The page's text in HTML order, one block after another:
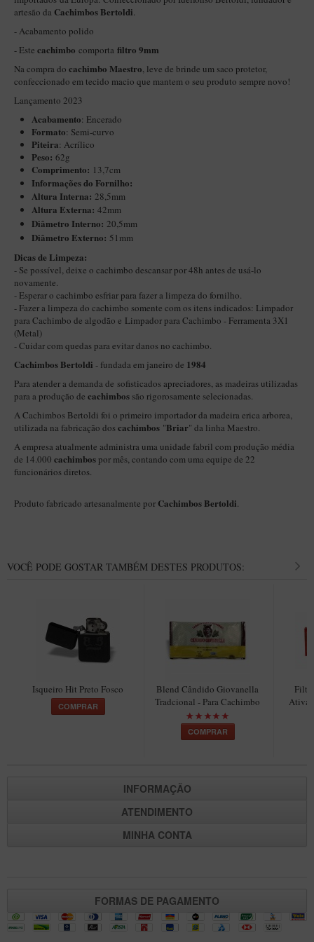
Itália Encerado
Maestro Nacional
Maestro Nacional Encerado
Caboclo - 7 Voltas
Churchwarden
Fiore
Giovanni
Jateado
Luiggi
Mouton
New Rose
New Rose Polido
Petrus
Piccolo
Premium
Sextavado
Zuccardi
Callia
Hobby
Elite Longo
CACHIMBOS ARTESANAIS DE BRIAR ITALIANO
Maestro – Briar Italiano
Churchwarden – Briar Italiano
Jateado
Maestro Compacto – Briar Italiano
artesão da Cachimbos Bertoldi.
- Acabamento polido
- Este cachimbo comporta filtro 9mm
Na compra do cachimbo Maestro, leve de brinde um saco protetor,
confeccionado em tecido macio que mantem o seu produto sempre novo!
Lançamento 2023
Acabamento: Encerado
Formato: Semi-curvo
Piteira: Acrílico
Peso: 62g
Comprimento: 13,7cm
Informações do Fornilho:
Altura Interna: 28,5mm
Altura Externa: 42mm
Diâmetro Interno: 20,5mm
Diâmetro Externo: 51mm
Dicas de Limpeza:
- Se possível, deixe o cachimbo descansar por 48h antes de usá-lo
novamente.
- Esperar o cachimbo esfriar para fazer a limpeza do fornilho.
- Fazer a limpeza do cachimbo somente com os itens indicados: Limpador
para Cachimbo de algodão e Limpador para Cachimbo - Ferramenta 3X1
(Metal)
- Cuidar com quedas para evitar danos no cachimbo.
Cachimbos Bertoldi - fundada em janeiro de 1984
Para atender a demanda de sofisticados apreciadores, as madeiras utilizadas
para a produção de cachimbos são rigorosamente selecionadas.
A Cachimbos Bertoldi foi o primeiro importador da madeira erica arborea,
utilizada na fabricação doscachimbos "Briar" da linha Maestro.
A empresa atualmente administra uma unidade fabril com produção média
de 14.000 cachimbos por mês, contando com uma equipe de 22
funcionários diretos.
Produto fabricado artesanalmente por Cachimbos Bertoldi.
VOCÊ PODE GOSTAR TAMBÉM DESTES PRODUTOS:
Isqueiro Hit Preto Fosco
COMPRAR
Blend Cândido Giovanella
Tradcional - Para Cachimbo
COMPRAR
INFORMAÇÃO
ATENDIMENTO
MINHA CONTA
FORMAS DE PAGAMENTO